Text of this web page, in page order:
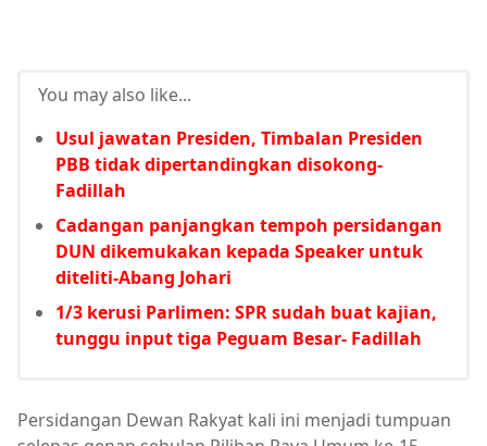
You may also like...
Usul jawatan Presiden, Timbalan Presiden
PBB tidak dipertandingkan disokong-
Fadillah
Cadangan panjangkan tempoh persidangan
DUN dikemukakan kepada Speaker untuk
diteliti-Abang Johari
1/3 kerusi Parlimen: SPR sudah buat kajian,
tunggu input tiga Peguam Besar- Fadillah
Persidangan Dewan Rakyat kali ini menjadi tumpuan